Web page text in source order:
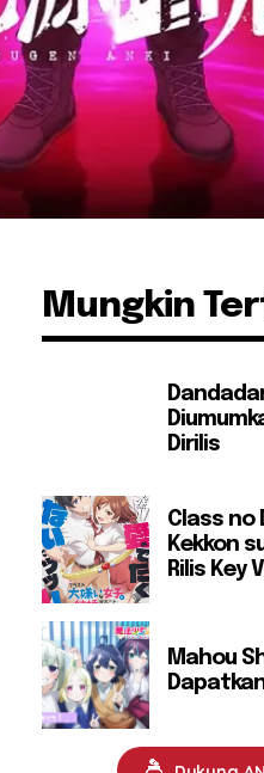
Mungkin
Dirilis
Class no
Kekkon
Rilis Key
Mahou